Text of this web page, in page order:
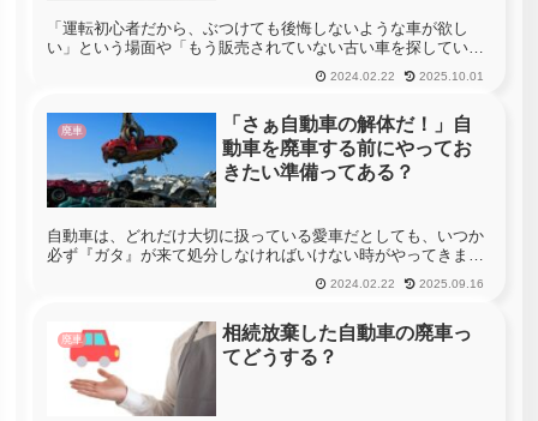
「運転初心者だから、ぶつけても後悔しないような車が欲し
い」という場面や「もう販売されていない古い車を探してい
る」という場面など、「廃車を売ってもらえないかな」と思う
人もいるかもしれません。では実際に廃車を購入することは可
2024.02.22 2025.10.01
廃車
「さぁ自動車の解体だ！」自
動車を廃車する前にやってお
きたい準備ってある？
自動車は、どれだけ大切に扱っている愛車だとしても、いつか
必ず『ガタ』が来て処分しなければいけない時がやってきま
す。自動車の状態によっては、ディーラーや中古車販売店に買
い取ってもらうという事も可能ですが、年式が古くなった自動
2024.02.22 2025.09.16
廃車
相続放棄した自動車の廃車っ
てどうする？